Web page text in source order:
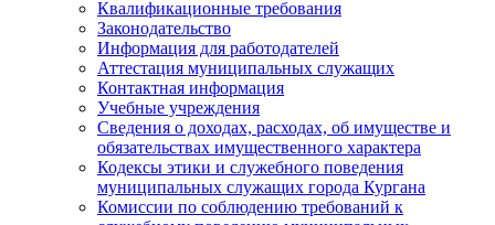
Квалификационные требования
Законодательство
Информация для работодателей
Аттестация муниципальных служащих
Контактная информация
Учебные учреждения
Сведения о доходах, расходах, об имуществе и
обязательствах имущественного характера
Кодексы этики и служебного поведения
муниципальных служащих города Кургана
Комиссии по соблюдению требований к